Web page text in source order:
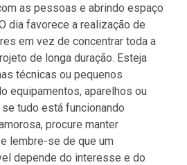
as pessoas e abrindo espaço
dia favorece a realização de
em vez de concentrar toda a
de longa duração. Esteja
técnicas ou pequenos
equipamentos, aparelhos ou
tudo está funcionando
procure manter
lembre-se de que um
depende do interesse e do